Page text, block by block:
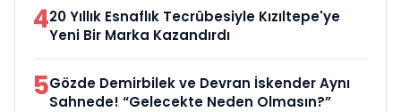
420 Yıllık Esnaflık Tecrübesiyle Kızıltepe'ye
Yeni Bir Marka Kazandırdı
5Gözde Demirbilek ve Devran İskender Aynı
Sahnede! “Gelecekte Neden Olmasın?”